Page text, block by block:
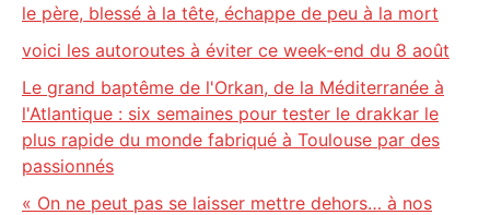
le père, blessé à la tête, échappe de peu à la mort
voici les autoroutes à éviter ce week-end du 8 août
Le grand baptême de l'Orkan, de la Méditerranée à
l'Atlantique : six semaines pour tester le drakkar le
plus rapide du monde fabriqué à Toulouse par des
passionnés
« On ne peut pas se laisser mettre dehors… à nos